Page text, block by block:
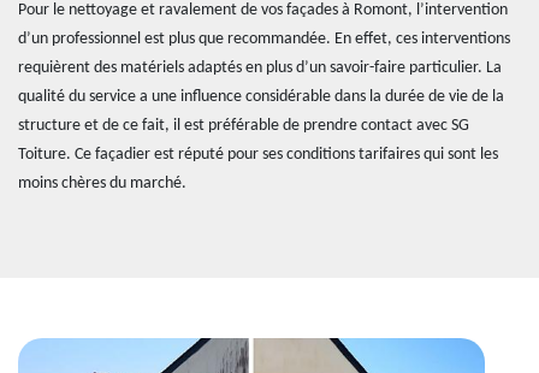
Pour le nettoyage et ravalement de vos façades à Romont, l’intervention
d’un professionnel est plus que recommandée. En effet, ces interventions
requièrent des matériels adaptés en plus d’un savoir-faire particulier. La
qualité du service a une influence considérable dans la durée de vie de la
structure et de ce fait, il est préférable de prendre contact avec SG
Toiture. Ce façadier est réputé pour ses conditions tarifaires qui sont les
moins chères du marché.